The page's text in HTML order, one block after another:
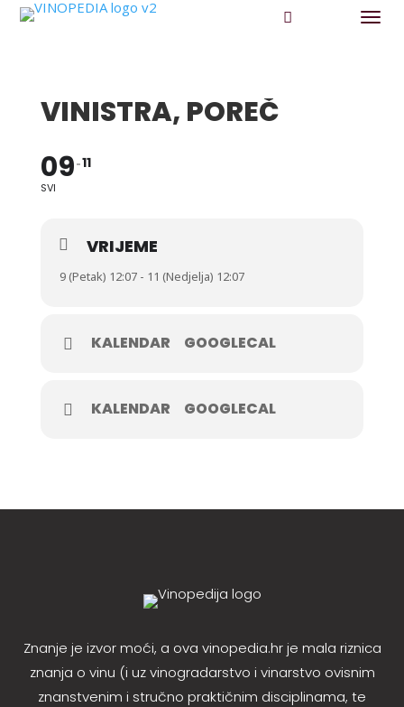
VINISTRA, POREČ
09
SVI
11
VRIJEME
9 (Petak) 12:07 - 11 (Nedjelja) 12:07
KALENDAR GOOGLECAL
KALENDAR GOOGLECAL
Znanje je izvor moći, a ova vinopedia.hr je mala riznica
znanja o vinu (i uz vinogradarstvo i vinarstvo ovisnim
znanstvenim i stručno praktičnim disciplinama, te